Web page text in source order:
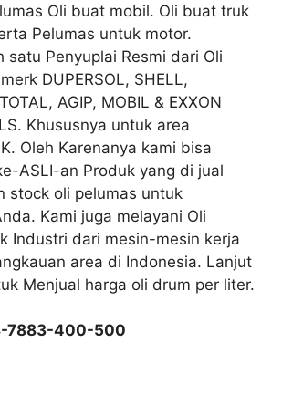
Oli buat mobil. Oli buat truk
Pelumas untuk motor.
satu Penyuplai Resmi dari Oli
DUPERSOL, SHELL,
AGIP, MOBIL & EXXON
Khususnya untuk area
Oleh Karenanya kami bisa
ASLI-an Produk yang di jual
stock oli pelumas untuk
Kami juga melayani Oli
Industri dari mesin-mesin kerja
area di Indonesia. Lanjut
Menjual harga oli drum per liter.
7883-400-500